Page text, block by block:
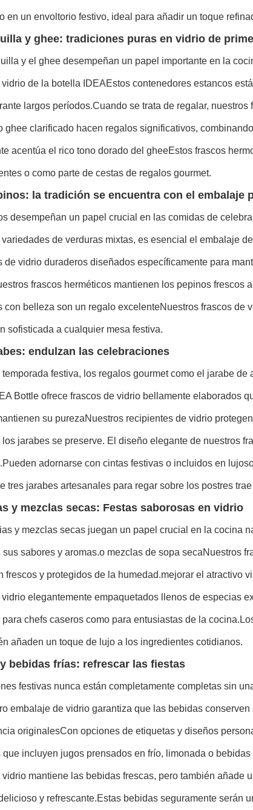
en un envoltorio festivo, ideal para añadir un toque
y ghee: tradiciones puras en vidrio de
y el ghee desempeñan un papel importante en la
de la botella IDEAEstos contenedores estancos
largos períodos.Cuando se trata de regalar,
ghee clarificado hacen regalos significativos,
acentúa el rico tono dorado del gheeEstos frascos
o como parte de cestas de regalos gourmet.
la tradición se encuentra con el embalaje
desempeñan un papel crucial en las comidas de
de verduras mixtas, es esencial el embalaje
de vidrio duraderos diseñados específicamente para
frascos herméticos mantienen los pepinos frescos
con belleza son un regalo excelenteNuestros frascos
sofisticada a cualquier mesa festiva.
endulzan las celebraciones
temporada festiva, los regalos gourmet como el jarabe
Bottle ofrece frascos de vidrio bellamente elaborados
su purezaNuestros recipientes de vidrio
jarabes se preserve. El diseño elegante de nuestros
adornarse con cintas festivas o incluidos en
tres jarabes artesanales para regar sobre los postres
y mezclas secas: Festas saborosas en vidrio
y mezclas secas juegan un papel crucial en la cocina
sus sabores y aromas.o mezclas de sopa secaNuestros
frescos y protegidos de la humedad.mejorar el atractivo
elegantemente empaquetados llenos de especias
para chefs caseros como para entusiastas de la
añaden un toque de lujo a los ingredientes cotidianos.
bebidas frías: refrescar las fiestas
festivas nunca están completamente completas sin
embalaje de vidrio garantiza que las bebidas
originalesCon opciones de etiquetas y diseños
que incluyen jugos prensados en frío, limonada o
mantiene las bebidas frescas, pero también añade
y refrescante.Estas bebidas seguramente serán